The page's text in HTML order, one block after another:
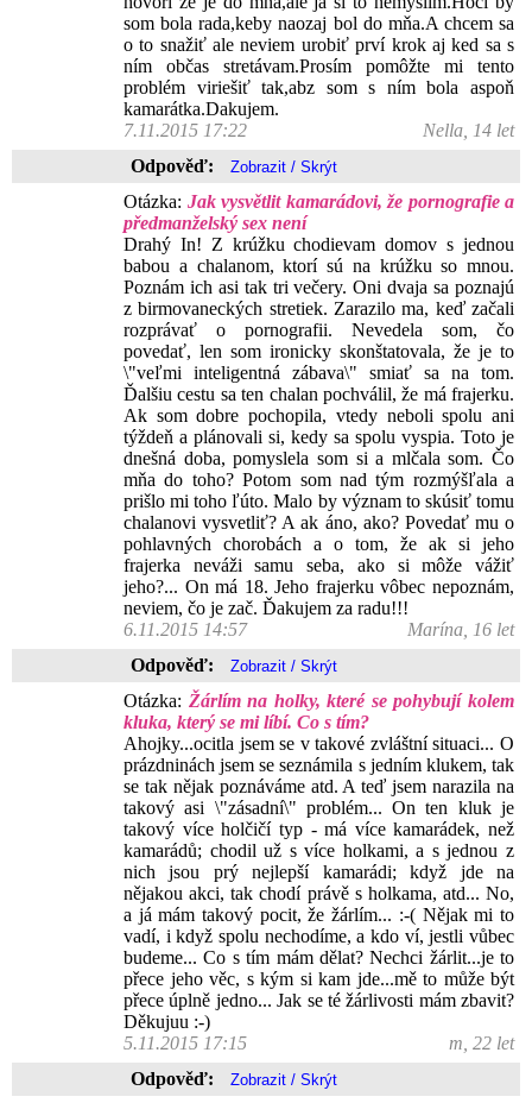
som bola rada,keby naozaj bol do mňa.A chcem sa
o to snažiť ale neviem urobiť prví krok aj ked sa s
ním občas stretávam.Prosím pomôžte mi tento
problém viriešiť tak,abz som s ním bola aspoň
kamarátka.Dakujem.
7.11.2015 17:22
Nella, 14 let
Odpověď:
Otázka: Jak vysvětlit kamarádovi, že pornografie a
předmanželský sex není
Drahý In! Z krúžku chodievam domov s jednou
babou a chalanom, ktorí sú na krúžku so mnou.
Poznám ich asi tak tri večery. Oni dvaja sa poznajú
z birmovaneckých stretiek. Zarazilo ma, keď začali
rozprávať o pornografii. Nevedela som, čo
povedať, len som ironicky skonštatovala, že je to
\"veľmi inteligentná zábava\" smiať sa na tom.
Ďalšiu cestu sa ten chalan pochválil, že má frajerku.
Ak som dobre pochopila, vtedy neboli spolu ani
týždeň a plánovali si, kedy sa spolu vyspia. Toto je
dnešná doba, pomyslela som si a mlčala som. Čo
mňa do toho? Potom som nad tým rozmýšľala a
prišlo mi toho ľúto. Malo by význam to skúsiť tomu
chalanovi vysvetliť? A ak áno, ako? Povedať mu o
pohlavných chorobách a o tom, že ak si jeho
frajerka neváži samu seba, ako si môže vážiť
jeho?... On má 18. Jeho frajerku vôbec nepoznám,
neviem, čo je zač. Ďakujem za radu!!!
6.11.2015 14:57
Marína, 16 let
Odpověď:
Otázka: Žárlím na holky, které se pohybují kolem
kluka, který se mi líbí. Co s tím?
Ahojky...ocitla jsem se v takové zvláštní situaci... O
prázdninách jsem se seznámila s jedním klukem, tak
se tak nějak poznáváme atd. A teď jsem narazila na
takový asi \"zásadní\" problém... On ten kluk je
takový více holčičí typ - má více kamarádek, než
kamarádů; chodil už s více holkami, a s jednou z
nich jsou prý nejlepší kamarádi; když jde na
nějakou akci, tak chodí právě s holkama, atd... No,
a já mám takový pocit, že žárlím... :-( Nějak mi to
vadí, i když spolu nechodíme, a kdo ví, jestli vůbec
budeme... Co s tím mám dělat? Nechci žárlit...je to
přece jeho věc, s kým si kam jde...mě to může být
přece úplně jedno... Jak se té žárlivosti mám zbavit?
Děkujuu :-)
5.11.2015 17:15
m, 22 let
Odpověď: